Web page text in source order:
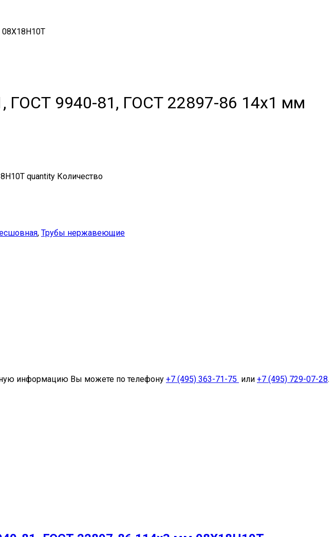
08Х18Н10Т
ГОСТ 9940-81, ГОСТ 22897-86 14х1 мм
quantity Количество
, Трубы нержавеющие
информацию Вы можете по телефону +7 (495) 363-71-75 или +7 (495) 729-07-28.